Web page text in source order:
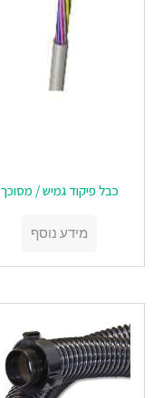
‏‏כבל פיקוד גמיש / מסוכך
מידע נוסף